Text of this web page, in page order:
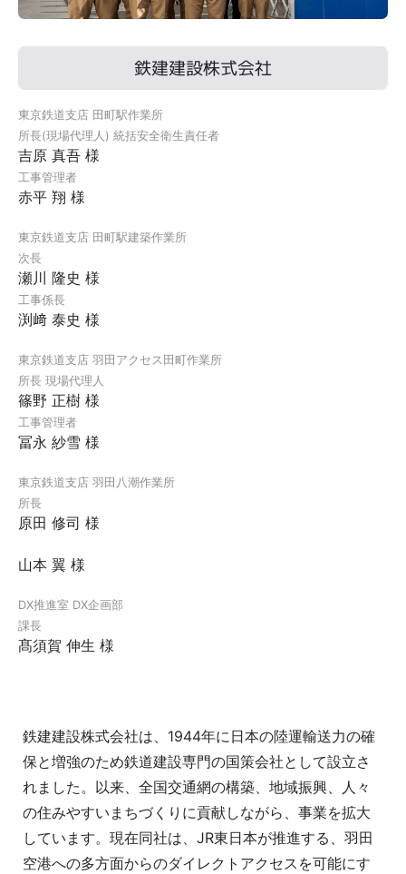
鉄建建設株式会社
東京鉄道支店 田町駅作業所
所長(現場代理人) 統括安全衛生責任者
吉原 真吾 様
工事管理者
赤平 翔 様
東京鉄道支店 羽田アクセス田町作業所
所長 現場代理人
篠野 正樹 様
工事管理者
冨永 紗雪 様
DX推進室 DX企画部
課長
髙須賀 伸生 様
東京鉄道支店 田町駅建築作業所
次長
瀬川 隆史 様
工事係長
渕﨑 泰史 様
東京鉄道支店 羽田八潮作業所
所長
原田 修司 様
山本 翼 様
鉄建建設株式会社は、1944年に日本の陸運輸送力の確
保と増強のため鉄道建設専門の国策会社として設立さ
れました。以来、全国交通網の構築、地域振興、人々
の住みやすいまちづくりに貢献しながら、事業を拡大
しています。現在同社は、JR東日本が推進する、羽田
空港への多方面からのダイレクトアクセスを可能にす